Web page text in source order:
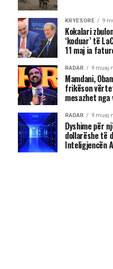
KRYESORE 9
Kokalari
‘koduar’ të
11 maj ia
RADAR 9 muaj
Mamdani,
frikëson
mesazhet nga
RADAR 9 muaj
Dyshime për
dollarëshe të
Inteligjencën